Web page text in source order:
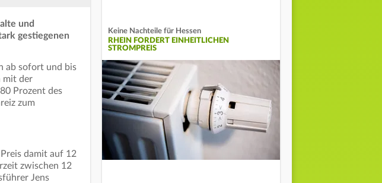
und
gestiegenen
ab sofort und bis
mit der
Prozent des
zum
damit auf 12
zwischen 12
Jens
Keine Nachteile für Hessen
RHEIN FORDERT EINHEITLICHEN
STROMPREIS